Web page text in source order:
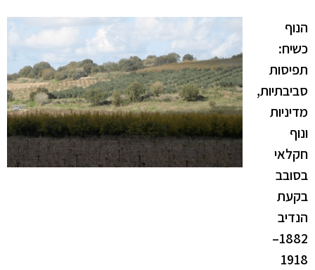
הנוף
כשיח:
תפיסות
סביבתיות,
מדיניות
ונוף
חקלאי
בסובב
בקעת
הנדיב
1882–
1918